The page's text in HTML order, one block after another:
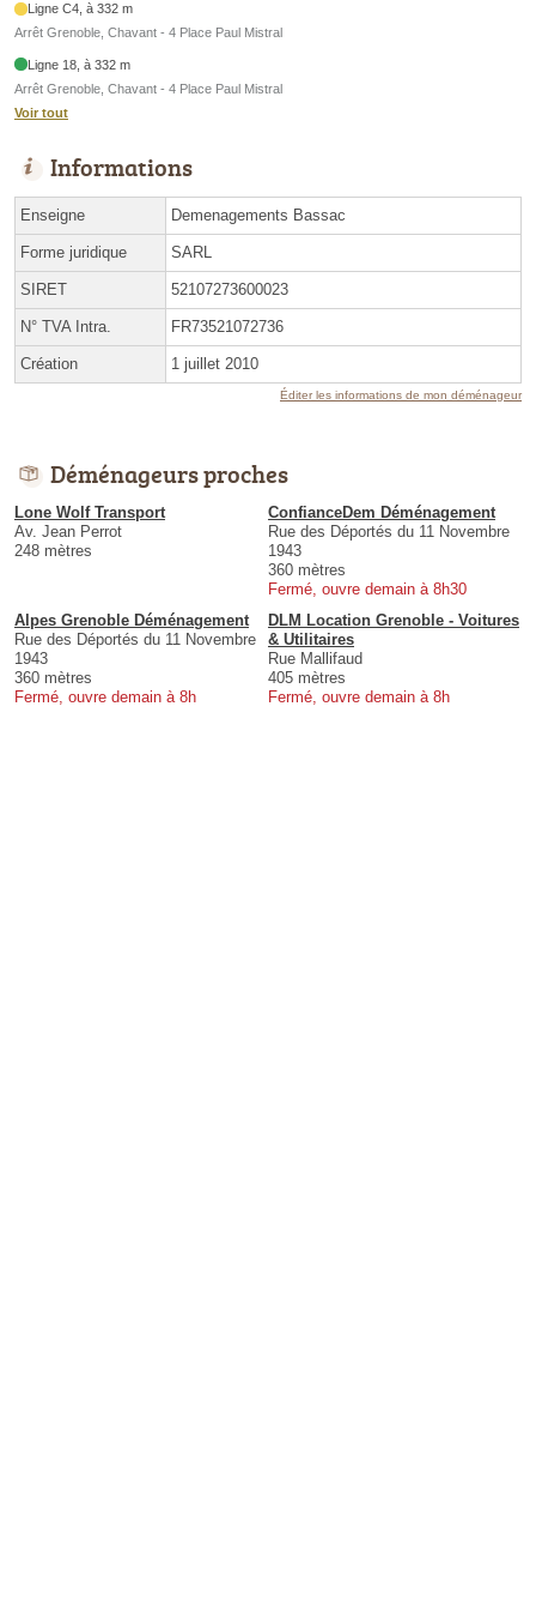
Ligne C4, à 332 m
Arrêt Grenoble, Chavant - 4 Place Paul Mistral
Ligne 18, à 332 m
Arrêt Grenoble, Chavant - 4 Place Paul Mistral
Voir tout
Informations
Enseigne Demenagements Bassac
Forme juridique SARL
SIRET 52107273600023
N° TVA Intra. FR73521072736
Création 1 juillet 2010
Éditer les informations de mon déménageur
Déménageurs proches
Lone Wolf Transport
Av. Jean Perrot
248 mètres
ConfianceDem Déménagement
Rue des Déportés du 11 Novembre
1943
360 mètres
Fermé, ouvre demain à 8h30
Alpes Grenoble Déménagement
Rue des Déportés du 11 Novembre
1943
360 mètres
Fermé, ouvre demain à 8h
DLM Location Grenoble - Voitures
& Utilitaires
Rue Mallifaud
405 mètres
Fermé, ouvre demain à 8h